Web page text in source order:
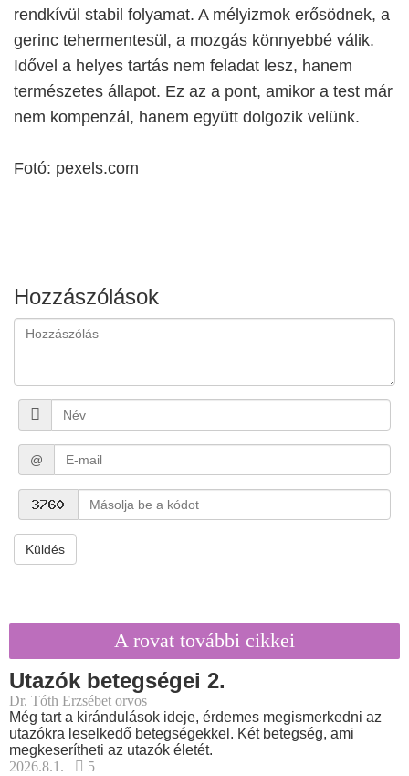
rendkívül stabil folyamat. A mélyizmok erősödnek, a
gerinc tehermentesül, a mozgás könnyebbé válik.
Idővel a helyes tartás nem feladat lesz, hanem
természetes állapot. Ez az a pont, amikor a test már
nem kompenzál, hanem együtt dolgozik velünk.
Fotó: pexels.com
Hozzászólások
@
Küldés
A rovat további cikkei
Utazók betegségei 2.
Dr. Tóth Erzsébet orvos
Még tart a kirándulások ideje, érdemes megismerkedni az
utazókra leselkedő betegségekkel. Két betegség, ami
megkeserítheti az utazók életét.
2026.8.1.
5